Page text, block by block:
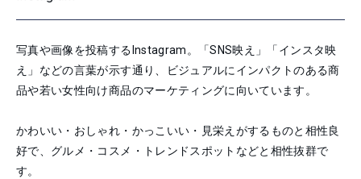
写真や画像を投稿するInstagram。「SNS映え」「インスタ映
え」などの言葉が示す通り、ビジュアルにインパクトのある商
品や若い女性向け商品のマーケティングに向いています。
かわいい・おしゃれ・かっこいい・見栄えがするものと相性良
好で、グルメ・コスメ・トレンドスポットなどと相性抜群で
す。